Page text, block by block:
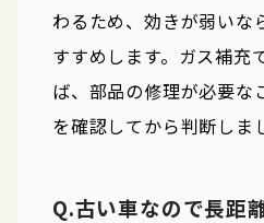
わるため、効きが弱いな
すすめします。ガス補充
ば、部品の修理が必要な
を確認してから判断しま
Q.古い車なので長距